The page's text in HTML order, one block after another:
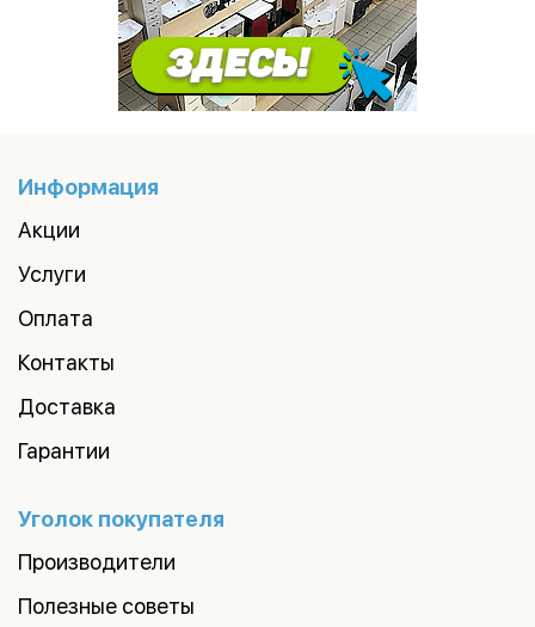
Информация
Акции
Услуги
Оплата
Контакты
Доставка
Гарантии
Уголок покупателя
Производители
Полезные советы